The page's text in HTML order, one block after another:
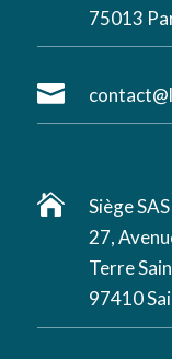
75013


Siège
27,
Terre
97410